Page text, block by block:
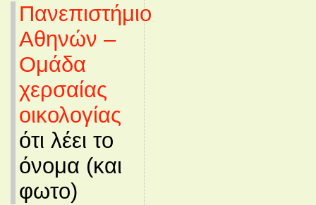
Πανεπιστήμιο
Αθηνών –
Ομάδα
χερσαίας
οικολογίας
ότι λέει το
όνομα (και
φωτο)